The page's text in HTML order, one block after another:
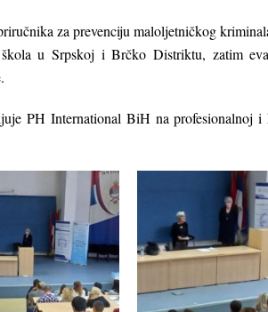
za prevenciju maloljetničkog
u Srpskoj i Brčko Distriktu, zatim
PH International BiH na profesionalnoj i